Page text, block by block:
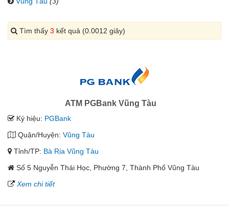
Tìm thấy 3 kết quả (0.0012 giây)
ATM PGBank Vũng Tàu
Ký hiệu: PGBank
Quận/Huyện: Vũng Tàu
Tỉnh/TP: Bà Rịa Vũng Tàu
Số 5 Nguyễn Thái Học, Phường 7, Thành Phố Vũng Tàu
Xem chi tiết